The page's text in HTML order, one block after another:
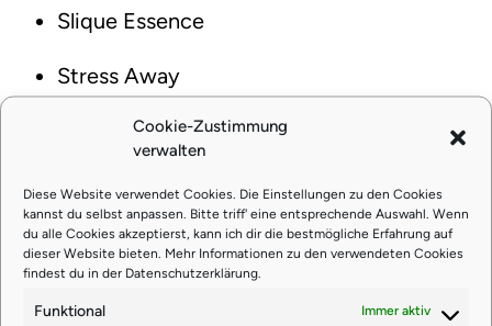
Cookie-Zustimmung
verwalten
Diese Website verwendet Cookies. Die Einstellungen zu den Cookies
kannst du selbst anpassen. Bitte triff' eine entsprechende Auswahl. Wenn
du alle Cookies akzeptierst, kann ich dir die bestmögliche Erfahrung auf
dieser Website bieten. Mehr Informationen zu den verwendeten Cookies
findest du in der Datenschutzerklärung
Funktional Immer aktiv
Slique Essence
Stress Away
Surrender
Thieves
Transformation